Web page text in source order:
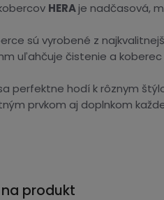
HERAje nadčasová,
sú vyrobené z
uľahčuje čistenie a
perfektne hodí k rôznym
prvkom aj doplnkom
produkt